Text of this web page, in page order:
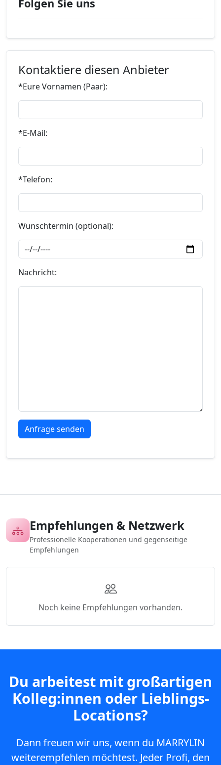
Folgen Sie uns
Kontaktiere diesen Anbieter
*Eure Vornamen (Paar):
*E-Mail:
*Telefon:
Wunschtermin (optional):
Nachricht:
Empfehlungen & Netzwerk
Professionelle Kooperationen und gegenseitige
Empfehlungen
Noch keine Empfehlungen vorhanden.
Du arbeitest mit großartigen
Kolleg:innen oder Lieblings-
Locations?
Dann freuen wir uns, wenn du MARRYLIN
weiterempfehlen möchtest. Jeder Profi, den